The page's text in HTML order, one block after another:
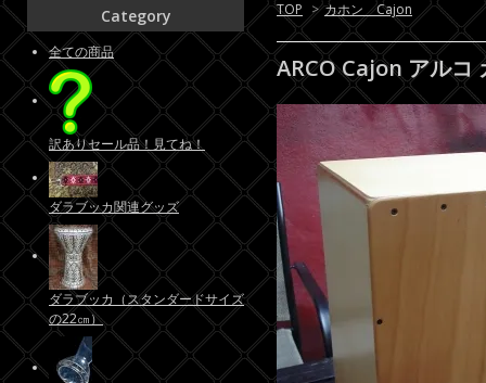
TOP > カホン Cajon
ARCO Cajon アルコ
Category
全ての商品
訳ありセール品！見てね！
ダラブッカ関連グッズ
ダラブッカ（スタンダードサイズ
の22㎝）